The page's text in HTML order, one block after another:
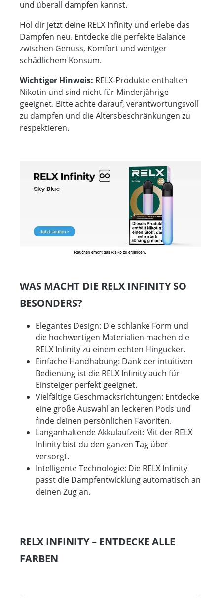
und überall dampfen kannst.
Hol dir jetzt deine RELX Infinity und erlebe das
Dampfen neu. Entdecke die perfekte Balance
zwischen Genuss, Komfort und weniger
schädlichem Konsum.
Wichtiger Hinweis: RELX-Produkte enthalten
Nikotin und sind nicht für Minderjährige
geeignet. Bitte achte darauf, verantwortungsvoll
zu dampfen und die Altersbeschränkungen zu
respektieren.
WAS MACHT DIE RELX INFINITY SO
BESONDERS?
Elegantes Design: Die schlanke Form und
die hochwertigen Materialien machen die
RELX Infinity zu einem echten Hingucker.
Einfache Handhabung: Dank der intuitiven
Bedienung ist die RELX Infinity auch für
Einsteiger perfekt geeignet.
Vielfältige Geschmacksrichtungen: Entdecke
eine große Auswahl an leckeren Pods und
finde deinen persönlichen Favoriten.
Langanhaltende Akkulaufzeit: Mit der RELX
Infinity bist du den ganzen Tag über
versorgt.
Intelligente Technologie: Die RELX Infinity
passt die Dampfentwicklung automatisch an
deinen Zug an.
RELX INFINITY – ENTDECKE ALLE
FARBEN